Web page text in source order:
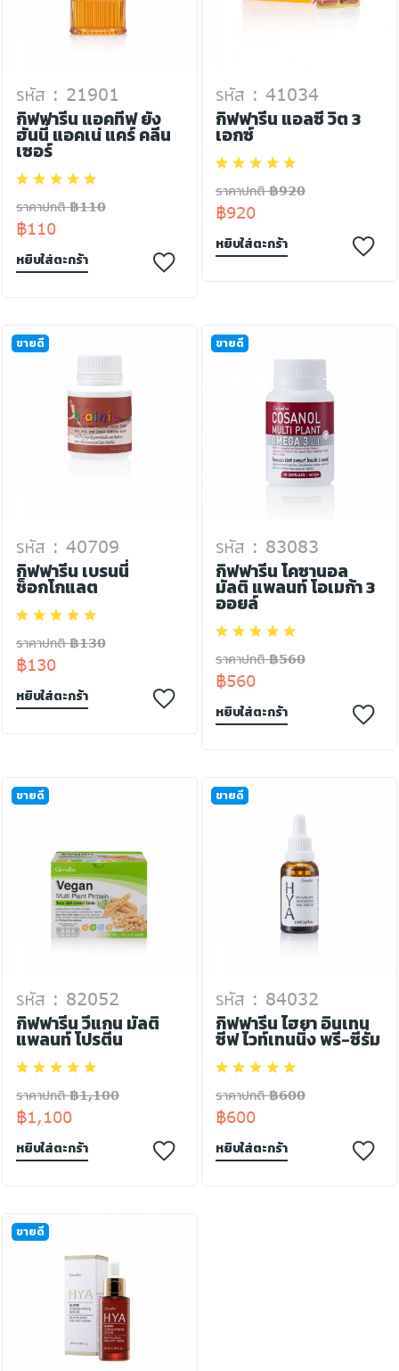
รหัส : 21901
กิฟฟารีน แอคทีฟ ยัง
ฮันนี่ แอคเน่ แคร์ คลีน
เซอร์
ราคาปกติ ฿110
฿110
หยิบใส่ตะกร้า
รหัส : 41034
กิฟฟารีน แอลซี วิต 3
เอกซ์
ราคาปกติ ฿920
฿920
หยิบใส่ตะกร้า
ขายดี
รหัส : 40709
กิฟฟารีน เบรนนี่
ช็อกโกแลต
ราคาปกติ ฿130
฿130
หยิบใส่ตะกร้า
ขายดี
รหัส : 83083
กิฟฟารีน โคซานอล
มัลติ แพลนท์ โอเมก้า 3
ออยล์
ราคาปกติ ฿560
฿560
หยิบใส่ตะกร้า
ขายดี
รหัส : 82052
กิฟฟารีน วีแกน มัลติ
แพลนท์ โปรตีน
ราคาปกติ ฿1,100
฿1,100
หยิบใส่ตะกร้า
ขายดี
รหัส : 84032
กิฟฟารีน ไฮยา อินเทน
ซีฟ ไวท์เทนนิ่ง พรี-ซีรั่ม
ราคาปกติ ฿600
฿600
หยิบใส่ตะกร้า
ขายดี